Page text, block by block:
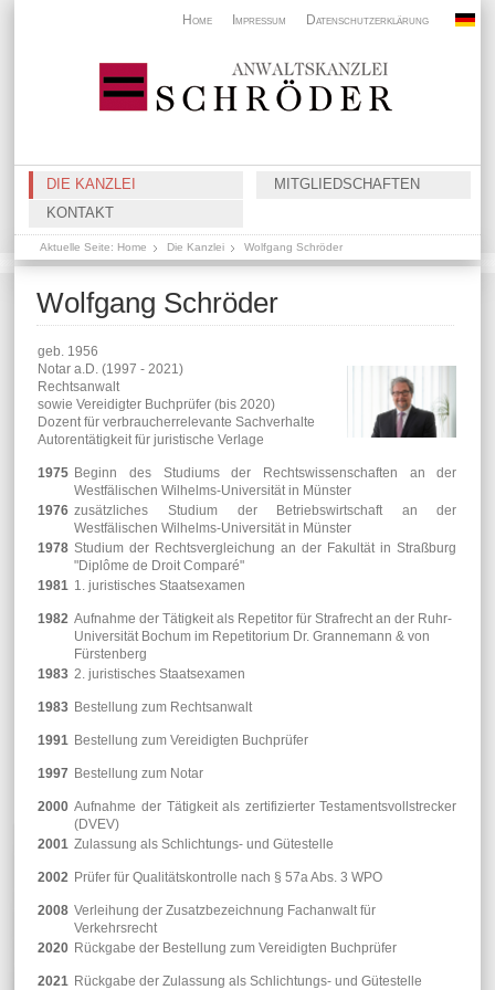
Home Impressum Datenschutzerklärung
DIE KANZLEI
MITGLIEDSCHAFTEN
KONTAKT
Aktuelle Seite: Home Die Kanzlei Wolfgang Schröder
Wolfgang Schröder
geb. 1956
Notar a.D. (1997 - 2021)
Rechtsanwalt
sowie Vereidigter Buchprüfer (bis 2020)
Dozent für verbraucherrelevante Sachverhalte
Autorentätigkeit für juristische Verlage
1975 Beginn des Studiums der Rechtswissenschaften an der
Westfälischen Wilhelms-Universität in Münster
1976 zusätzliches Studium der Betriebswirtschaft an der
Westfälischen Wilhelms-Universität in Münster
1978 Studium der Rechtsvergleichung an der Fakultät in Straßburg
"Diplôme de Droit Comparé"
1981 1. juristisches Staatsexamen
1982 Aufnahme der Tätigkeit als Repetitor für Strafrecht an der Ruhr-
Universität Bochum im Repetitorium Dr. Grannemann & von
Fürstenberg
1983 2. juristisches Staatsexamen
1983 Bestellung zum Rechtsanwalt
1991 Bestellung zum Vereidigten Buchprüfer
1997 Bestellung zum Notar
2000 Aufnahme der Tätigkeit als zertifizierter Testamentsvollstrecker
(DVEV)
2001 Zulassung als Schlichtungs- und Gütestelle
2002 Prüfer für Qualitätskontrolle nach § 57a Abs. 3 WPO
2008 Verleihung der Zusatzbezeichnung Fachanwalt für
Verkehrsrecht
2020 Rückgabe der Bestellung zum Vereidigten Buchprüfer
2021 Rückgabe der Zulassung als Schlichtungs- und Gütestelle